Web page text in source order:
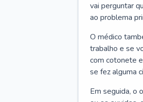
vai perguntar
ao problema
O médico
trabalho e se
com cotonete
se fez alguma
Em seguida, o